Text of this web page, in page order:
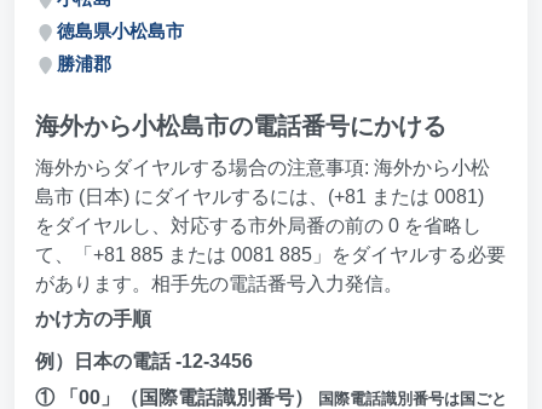
徳島県小松島市
勝浦郡
海外から小松島市の電話番号にかける
海外からダイヤルする場合の注意事項: 海外から小松
島市 (日本) にダイヤルするには、(+81 または 0081)
をダイヤルし、対応する市外局番の前の 0 を省略し
て、「+81 885 または 0081 885」をダイヤルする必要
があります。相手先の電話番号入力発信。
かけ方の手順
例）日本の電話 -12-3456
① 「00」（国際電話識別番号）
国際電話識別番号は国ごと